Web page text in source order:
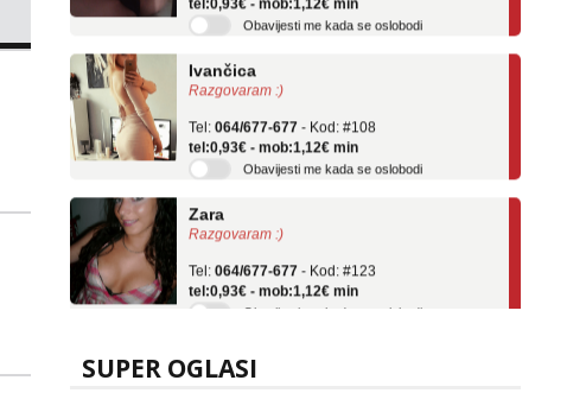
Razgovaram :)
064/677-677
tel:0,93€ - mob:1,12€ min
Obavijesti me kada se oslobodi
Razgovaram :)
064/677-677
tel:0,93€ - mob:1,12€ min
Obavijesti me kada se oslobodi
SUPER OGLASI